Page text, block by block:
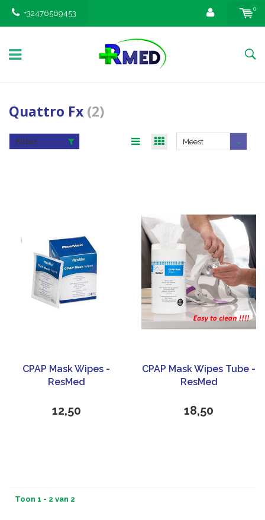
+32476569453
0
Quattro Fx (2)
Filter
Meest
CPAP Mask Wipes -
ResMed
12,50
CPAP Mask Wipes Tube -
ResMed
18,50
Toon 1 - 2 van 2